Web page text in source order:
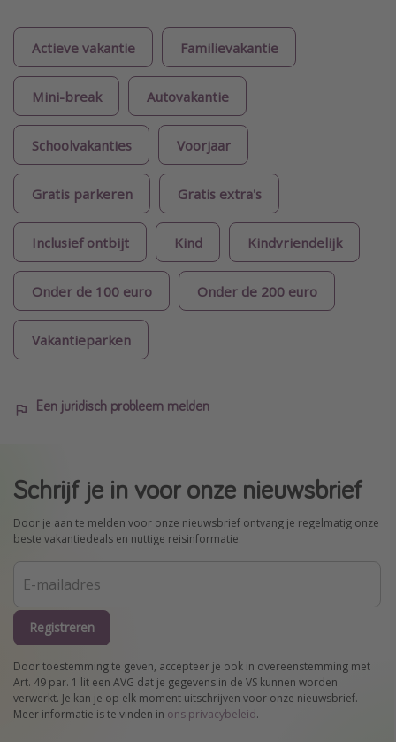
Actieve vakantie Familievakantie
Mini-break Autovakantie
Schoolvakanties Voorjaar
Gratis parkeren Gratis extra's
Inclusief ontbijt Kind Kindvriendelijk
Onder de 100 euro Onder de 200 euro
Vakantieparken
Een juridisch probleem melden
Schrijf je in voor onze nieuwsbrief
Door je aan te melden voor onze nieuwsbrief ontvang je regelmatig onze
beste vakantiedeals en nuttige reisinformatie.
Registreren
Door toestemming te geven, accepteer je ook in overeenstemming met
Art. 49 par. 1 lit een AVG dat je gegevens in de VS kunnen worden
verwerkt. Je kan je op elk moment uitschrijven voor onze nieuwsbrief.
Meer informatie is te vinden in ons privacybeleid.